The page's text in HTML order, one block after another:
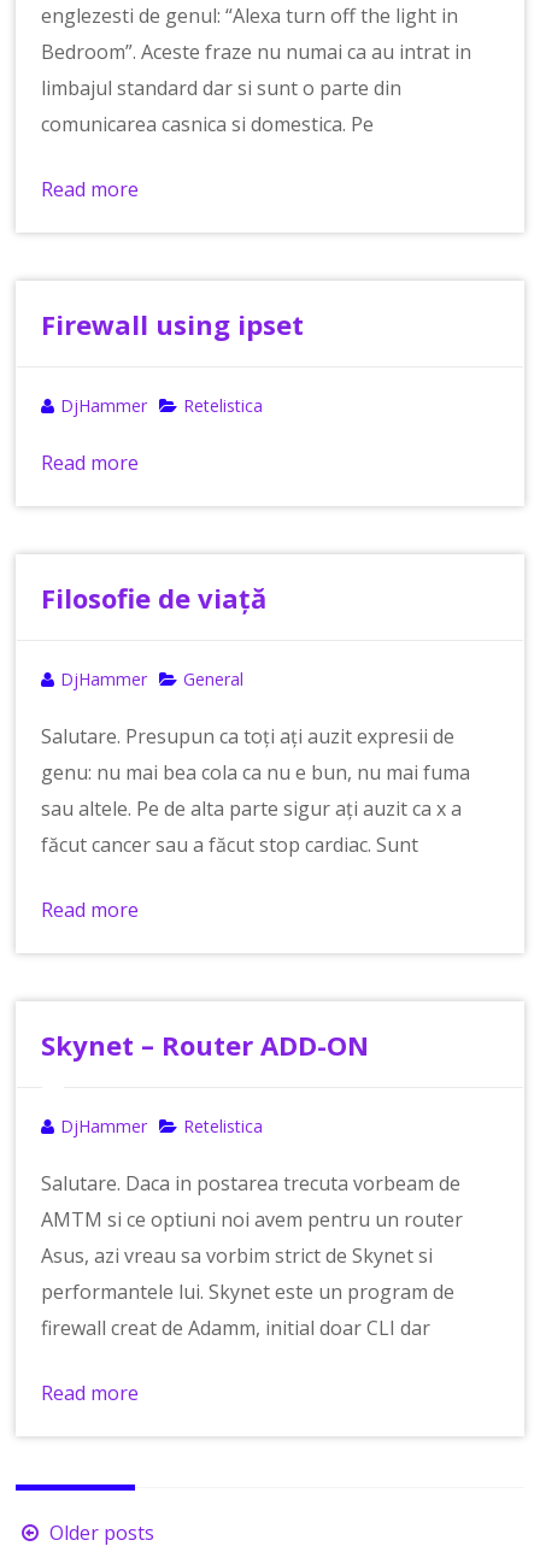
englezesti de genul: “Alexa turn off the light in
Bedroom”. Aceste fraze nu numai ca au intrat in
limbajul standard dar si sunt o parte din
comunicarea casnica si domestica. Pe
Read more
Firewall using ipset
DjHammer Retelistica
Read more
Filosofie de viață
DjHammer General
Salutare. Presupun ca toți ați auzit expresii de
genu: nu mai bea cola ca nu e bun, nu mai fuma
sau altele. Pe de alta parte sigur ați auzit ca x a
făcut cancer sau a făcut stop cardiac. Sunt
Read more
Skynet – Router ADD-ON
DjHammer Retelistica
Salutare. Daca in postarea trecuta vorbeam de
AMTM si ce optiuni noi avem pentru un router
Asus, azi vreau sa vorbim strict de Skynet si
performantele lui. Skynet este un program de
firewall creat de Adamm, initial doar CLI dar
Read more
PostsOlder posts